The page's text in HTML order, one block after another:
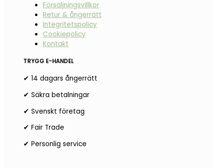
Försäljningsvillkor
Retur & ångerrätt
Integritetspolicy
Cookiepolicy
Kontakt
TRYGG E-HANDEL
✔ 14 dagars ångerrätt
✔ Säkra betalningar
✔ Svenskt företag
✔ Fair Trade
✔ Personlig service